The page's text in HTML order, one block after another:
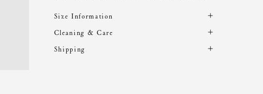
Size Information
제품의 일정 수량을 측정한 평균치수로 재는 방법과 위치
에 따라 1~3cm 편차가 있을 수 있습니다. (치수단위 : cm)
Cleaning & Care
드라이클리닝 권장
20도 이하의 물에 중성세제로 손세탁 가능
Shipping